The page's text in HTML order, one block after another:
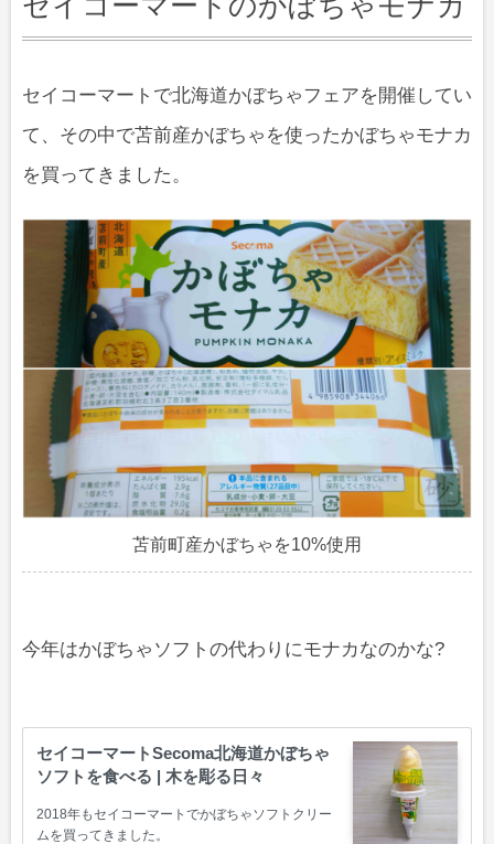
セイコーマートで北海道かぼちゃフェアを開催してい
て、その中で苫前産かぼちゃを使ったかぼちゃモナカ
を買ってきました。
苫前町産かぼちゃを10%使用
今年はかぼちゃソフトの代わりにモナカなのかな?
セイコーマートSecoma北海道かぼちゃ
ソフトを食べる | 木を彫る日々
2018年もセイコーマートでかぼちゃソフトクリー
ムを買ってきました。